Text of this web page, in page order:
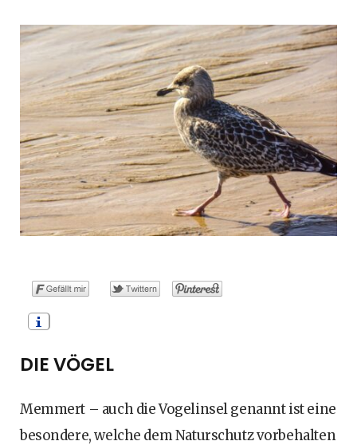
o
o
k
t
t
e
r
)
g
r
a
m
r
e
s
t
b
e
DIE VÖGEL
Memmert – auch die Vogelinsel genannt ist eine
besondere, welche dem Naturschutz vorbehalten